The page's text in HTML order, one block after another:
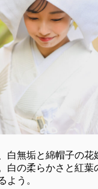
白無垢と綿帽子の花
白の柔らかさと紅葉
よう。